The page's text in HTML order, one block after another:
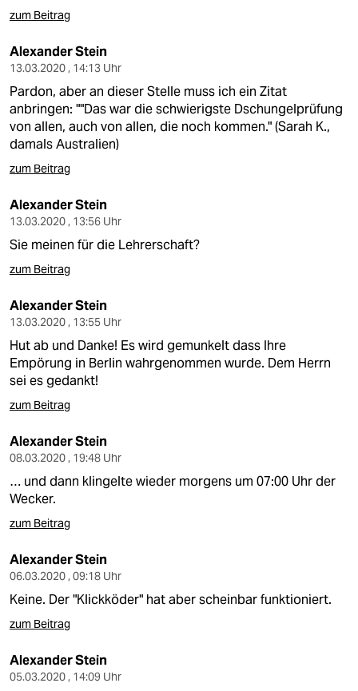
zum Beitrag
Alexander Stein
13.03.2020 , 14:13 Uhr
Pardon, aber an dieser Stelle muss ich ein Zitat
anbringen: ""Das war die schwierigste Dschungelprüfung
von allen, auch von allen, die noch kommen." (Sarah K.,
damals Australien)
zum Beitrag
Alexander Stein
13.03.2020 , 13:56 Uhr
Sie meinen für die Lehrerschaft?
zum Beitrag
Alexander Stein
13.03.2020 , 13:55 Uhr
Hut ab und Danke! Es wird gemunkelt dass Ihre
Empörung in Berlin wahrgenommen wurde. Dem Herrn
sei es gedankt!
zum Beitrag
Alexander Stein
08.03.2020 , 19:48 Uhr
… und dann klingelte wieder morgens um 07:00 Uhr der
Wecker.
zum Beitrag
Alexander Stein
06.03.2020 , 09:18 Uhr
Keine. Der "Klickköder" hat aber scheinbar funktioniert.
zum Beitrag
Alexander Stein
05.03.2020 , 14:09 Uhr